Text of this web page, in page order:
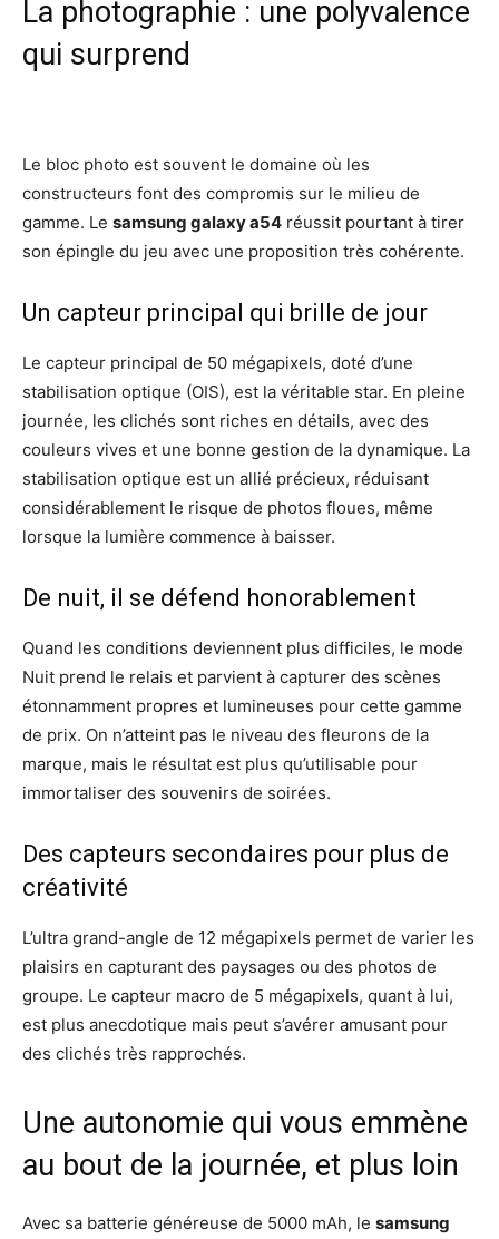
La photographie : une polyvalence
qui surprend
Le bloc photo est souvent le domaine où les
constructeurs font des compromis sur le milieu de
gamme. Le samsung galaxy a54 réussit pourtant à tirer
son épingle du jeu avec une proposition très cohérente.
Un capteur principal qui brille de jour
Le capteur principal de 50 mégapixels, doté d’une
stabilisation optique (OIS), est la véritable star. En pleine
journée, les clichés sont riches en détails, avec des
couleurs vives et une bonne gestion de la dynamique. La
stabilisation optique est un allié précieux, réduisant
considérablement le risque de photos floues, même
lorsque la lumière commence à baisser.
De nuit, il se défend honorablement
Quand les conditions deviennent plus difficiles, le mode
Nuit prend le relais et parvient à capturer des scènes
étonnamment propres et lumineuses pour cette gamme
de prix. On n’atteint pas le niveau des fleurons de la
marque, mais le résultat est plus qu’utilisable pour
immortaliser des souvenirs de soirées.
Des capteurs secondaires pour plus de
créativité
L’ultra grand-angle de 12 mégapixels permet de varier les
plaisirs en capturant des paysages ou des photos de
groupe. Le capteur macro de 5 mégapixels, quant à lui,
est plus anecdotique mais peut s’avérer amusant pour
des clichés très rapprochés.
Une autonomie qui vous emmène
au bout de la journée, et plus loin
Avec sa batterie généreuse de 5000 mAh, le samsung